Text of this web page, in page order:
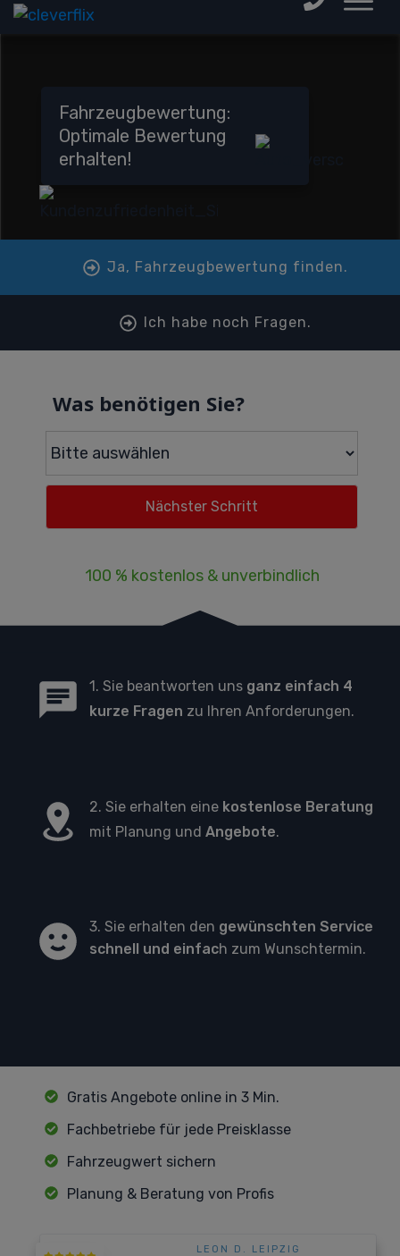
Fahrzeugbewertung:
Optimale Bewertung
erhalten!
Ja, Fahrzeugbewertung finden.
Ich habe noch Fragen.
Was benötigen Sie?
100 % kostenlos & unverbindlich
1. Sie beantworten uns ganz einfach 4
kurze Fragen zu Ihren Anforderungen.
2. Sie erhalten eine kostenlose Beratung
mit Planung und Angebote.
3. Sie erhalten den gewünschten Service
schnell und einfach zum Wunschtermin.
Gratis Angebote online in 3 Min.
Fachbetriebe für jede Preisklasse
Fahrzeugwert sichern
Planung & Beratung von Profis
LEON D. LEIPZIG